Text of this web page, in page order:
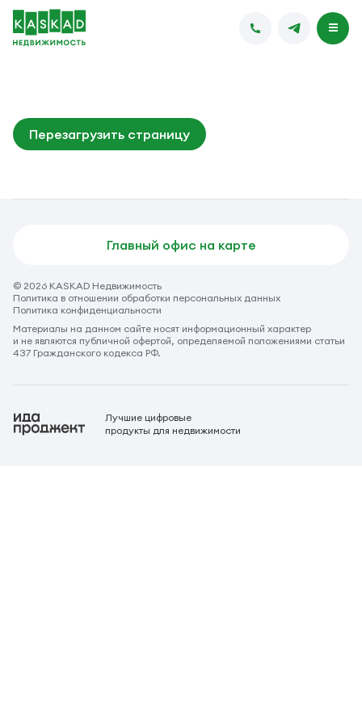
Перезагрузить страницу
Главный офис на карте
© 2026 KASKAD Недвижимость
Политика в отношении обработки персональных данных
Политика конфиденциальности
Материалы на данном сайте носят информационный характер
и не являются публичной офертой, определяемой положениями статьи
437 Гражданского кодекса РФ.
Лучшие цифровые
продукты для недвижимости